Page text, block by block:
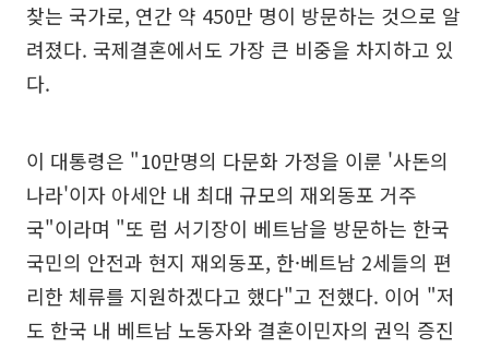
찾는 국가로, 연간 약 450만 명이 방문하는 것으로 알
려졌다. 국제결혼에서도 가장 큰 비중을 차지하고 있
다.
이 대통령은 "10만명의 다문화 가정을 이룬 '사돈의
나라'이자 아세안 내 최대 규모의 재외동포 거주
국"이라며 "또 럼 서기장이 베트남을 방문하는 한국
국민의 안전과 현지 재외동포, 한·베트남 2세들의 편
리한 체류를 지원하겠다고 했다"고 전했다. 이어 "저
도 한국 내 베트남 노동자와 결혼이민자의 권익 증진